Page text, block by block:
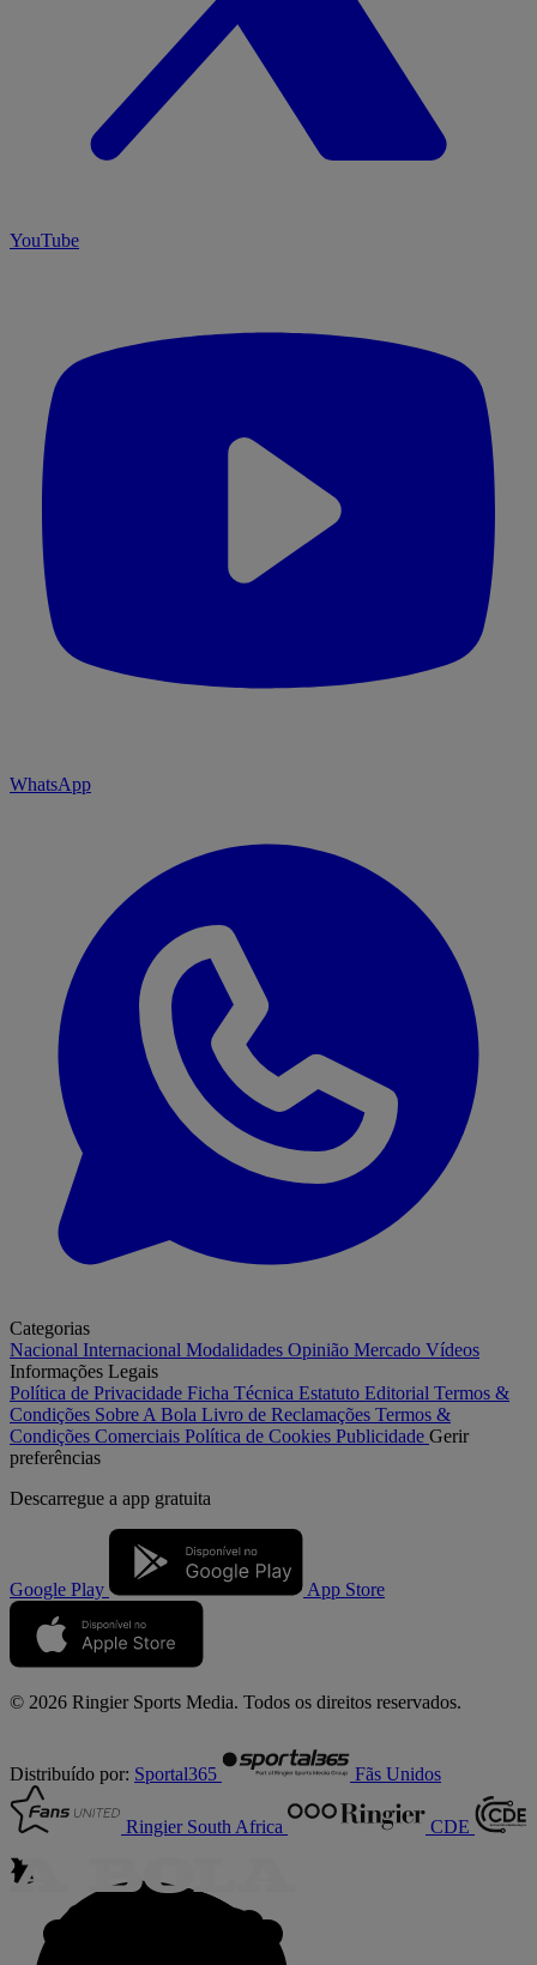
YouTube
WhatsApp
Categorias
Nacional Internacional Modalidades Opinião Mercado Vídeos
Informações Legais
Política de Privacidade Ficha Técnica Estatuto Editorial Termos &
Condições Sobre A Bola Livro de Reclamações Termos &
Condições Comerciais Política de Cookies Publicidade Gerir
preferências
Descarregue a app gratuita
Google Play App Store
© 2026 Ringier Sports Media. Todos os direitos reservados.
Distribuído por: Sportal365 Fãs Unidos
Ringier South Africa CDE